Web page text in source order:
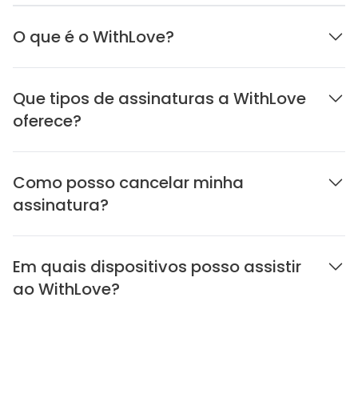
O que é o WithLove?
Que tipos de assinaturas a WithLove
oferece?
Como posso cancelar minha
assinatura?
Em quais dispositivos posso assistir
ao WithLove?